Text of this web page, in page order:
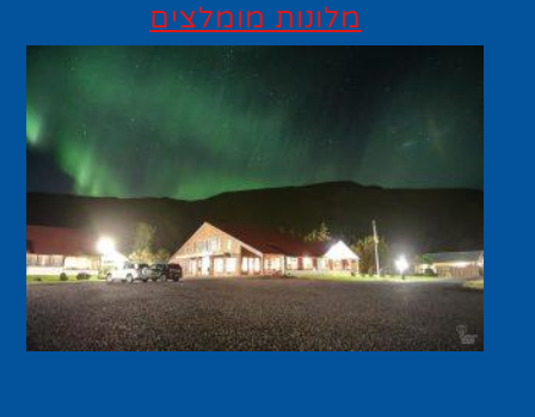
מלונות מומלצים